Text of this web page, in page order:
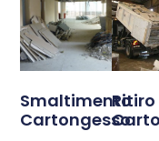
Smaltimento
Cartongesso
Ritiro